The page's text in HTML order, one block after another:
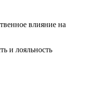
влияние на
и лояльность